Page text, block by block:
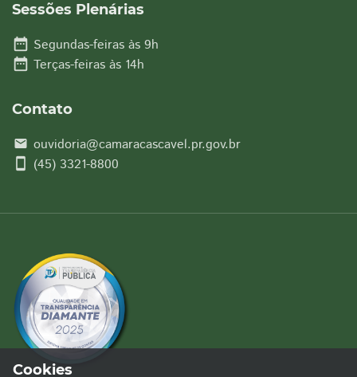
Sessões Plenárias
date_range Segundas-feiras às 9h
date_range Terças-feiras às 14h
Contato
email ouvidoria@camaracascavel.pr.gov.br
smartphone (45) 3321-8800
Cookies